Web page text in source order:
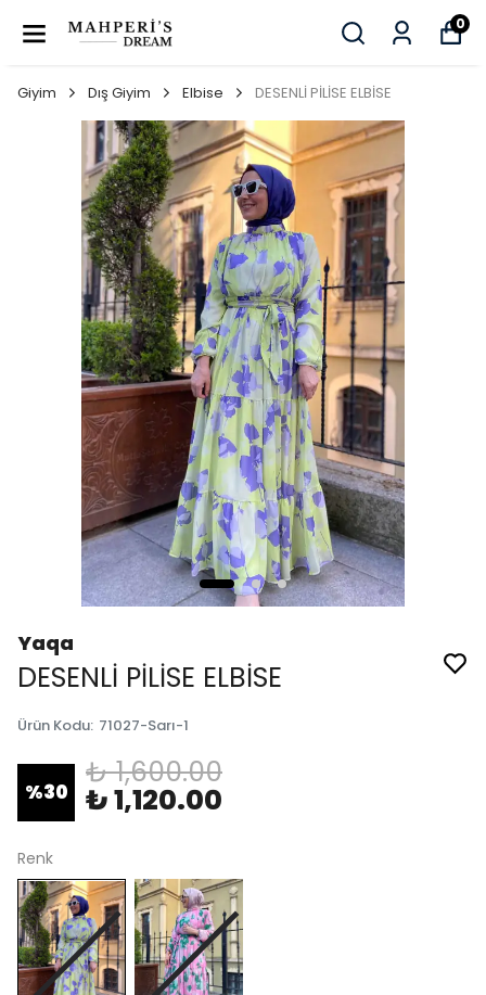
0
Giyim Dış Giyim Elbise DESENLİ PİLİSE ELBİSE
Yaqa
DESENLİ PİLİSE ELBİSE
Ürün Kodu: 71027-Sarı-1
%30
₺ 1,600.00
₺ 1,120.00
Renk